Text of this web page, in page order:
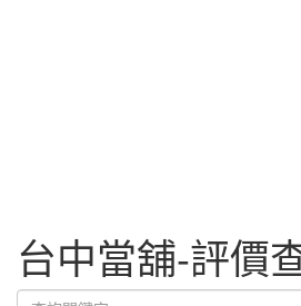
台中當舖-評價